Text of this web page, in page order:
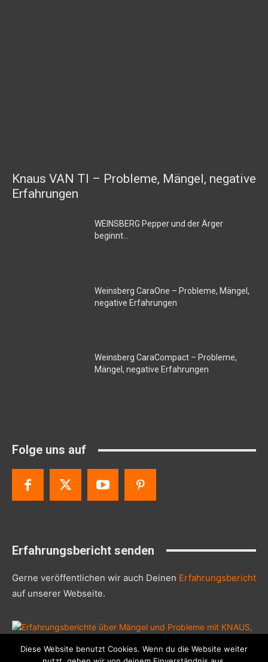
Knaus VAN TI – Probleme, Mängel, negative
Erfahrungen
WEINSBERG Pepper und der Ärger
beginnt…
Weinsberg CaraOne – Probleme, Mängel,
negative Erfahrungen
Weinsberg CaraCompact – Probleme,
Mängel, negative Erfahrungen
Folge uns auf
Erfahrungsbericht senden
Gerne veröffentlichen wir auch Deinen Erfahrungsbericht
auf unserer Webseite.
Diese Website benutzt Cookies. Wenn du die Website weiter